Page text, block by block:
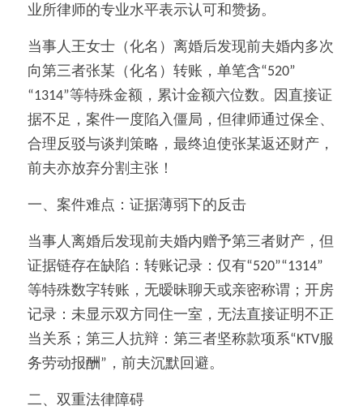
业所律师的专业水平表示认可和赞扬。
当事人王女士（化名）离婚后发现前夫婚内多次
向第三者张某（化名）转账，单笔含“520”
“1314”等特殊金额，累计金额六位数。因直接证
据不足，案件一度陷入僵局，但律师通过保全、
合理反驳与谈判策略，最终迫使张某返还财产，
前夫亦放弃分割主张！
一、案件难点：证据薄弱下的反击
当事人离婚后发现前夫婚内赠予第三者财产，但
证据链存在缺陷：转账记录：仅有“520”“1314”
等特殊数字转账，无暧昧聊天或亲密称谓；开房
记录：未显示双方同住一室，无法直接证明不正
当关系；第三人抗辩：第三者坚称款项系“KTV服
务劳动报酬”，前夫沉默回避。
二、双重法律障碍